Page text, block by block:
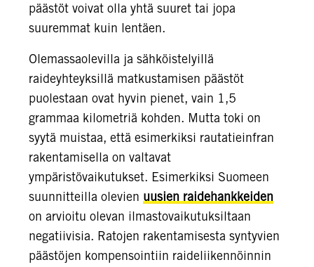
päästöt voivat olla yhtä suuret tai jopa
suuremmat kuin lentäen.
Olemassaolevilla ja sähköistelyillä
raideyhteyksillä matkustamisen päästöt
puolestaan ovat hyvin pienet, vain 1,5
grammaa kilometriä kohden. Mutta toki on
syytä muistaa, että esimerkiksi rautatieinfran
rakentamisella on valtavat
ympäristövaikutukset. Esimerkiksi Suomeen
suunnitteilla olevien uusien raidehankkeiden
on arvioitu olevan ilmastovaikutuksiltaan
negatiivisia. Ratojen rakentamisesta syntyvien
päästöjen kompensointiin raideliikennöinnin